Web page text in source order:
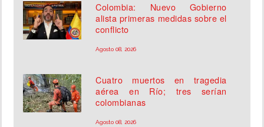
Colombia: Nuevo Gobierno
alista primeras medidas sobre el
conflicto
Agosto 08, 2026
Cuatro muertos en tragedia
aérea en Río; tres serían
colombianas
Agosto 08, 2026